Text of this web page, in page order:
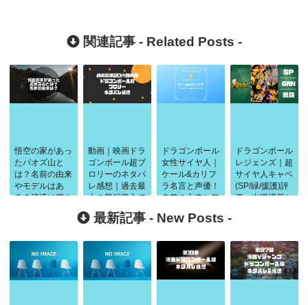
関連記事 - Related Posts -
悟空の家があっ
たパオズ山と
は？名前の由来
やモデルはあ
る？清流は穏や
動画｜映画ドラ
ゴンボール超ブ
ロリーのネタバ
レ感想｜過去最
大の興行収入で
高評判
ドラゴンボール
女性サイヤ人｜
ケール&カリフ
ラ名言と声優！
名前の由来と年
ドラゴンボール
レジェンズ｜超
サイヤ人キャベ
(SP/緑/援護)評
価・出現場所と
最新記事 - New Posts -